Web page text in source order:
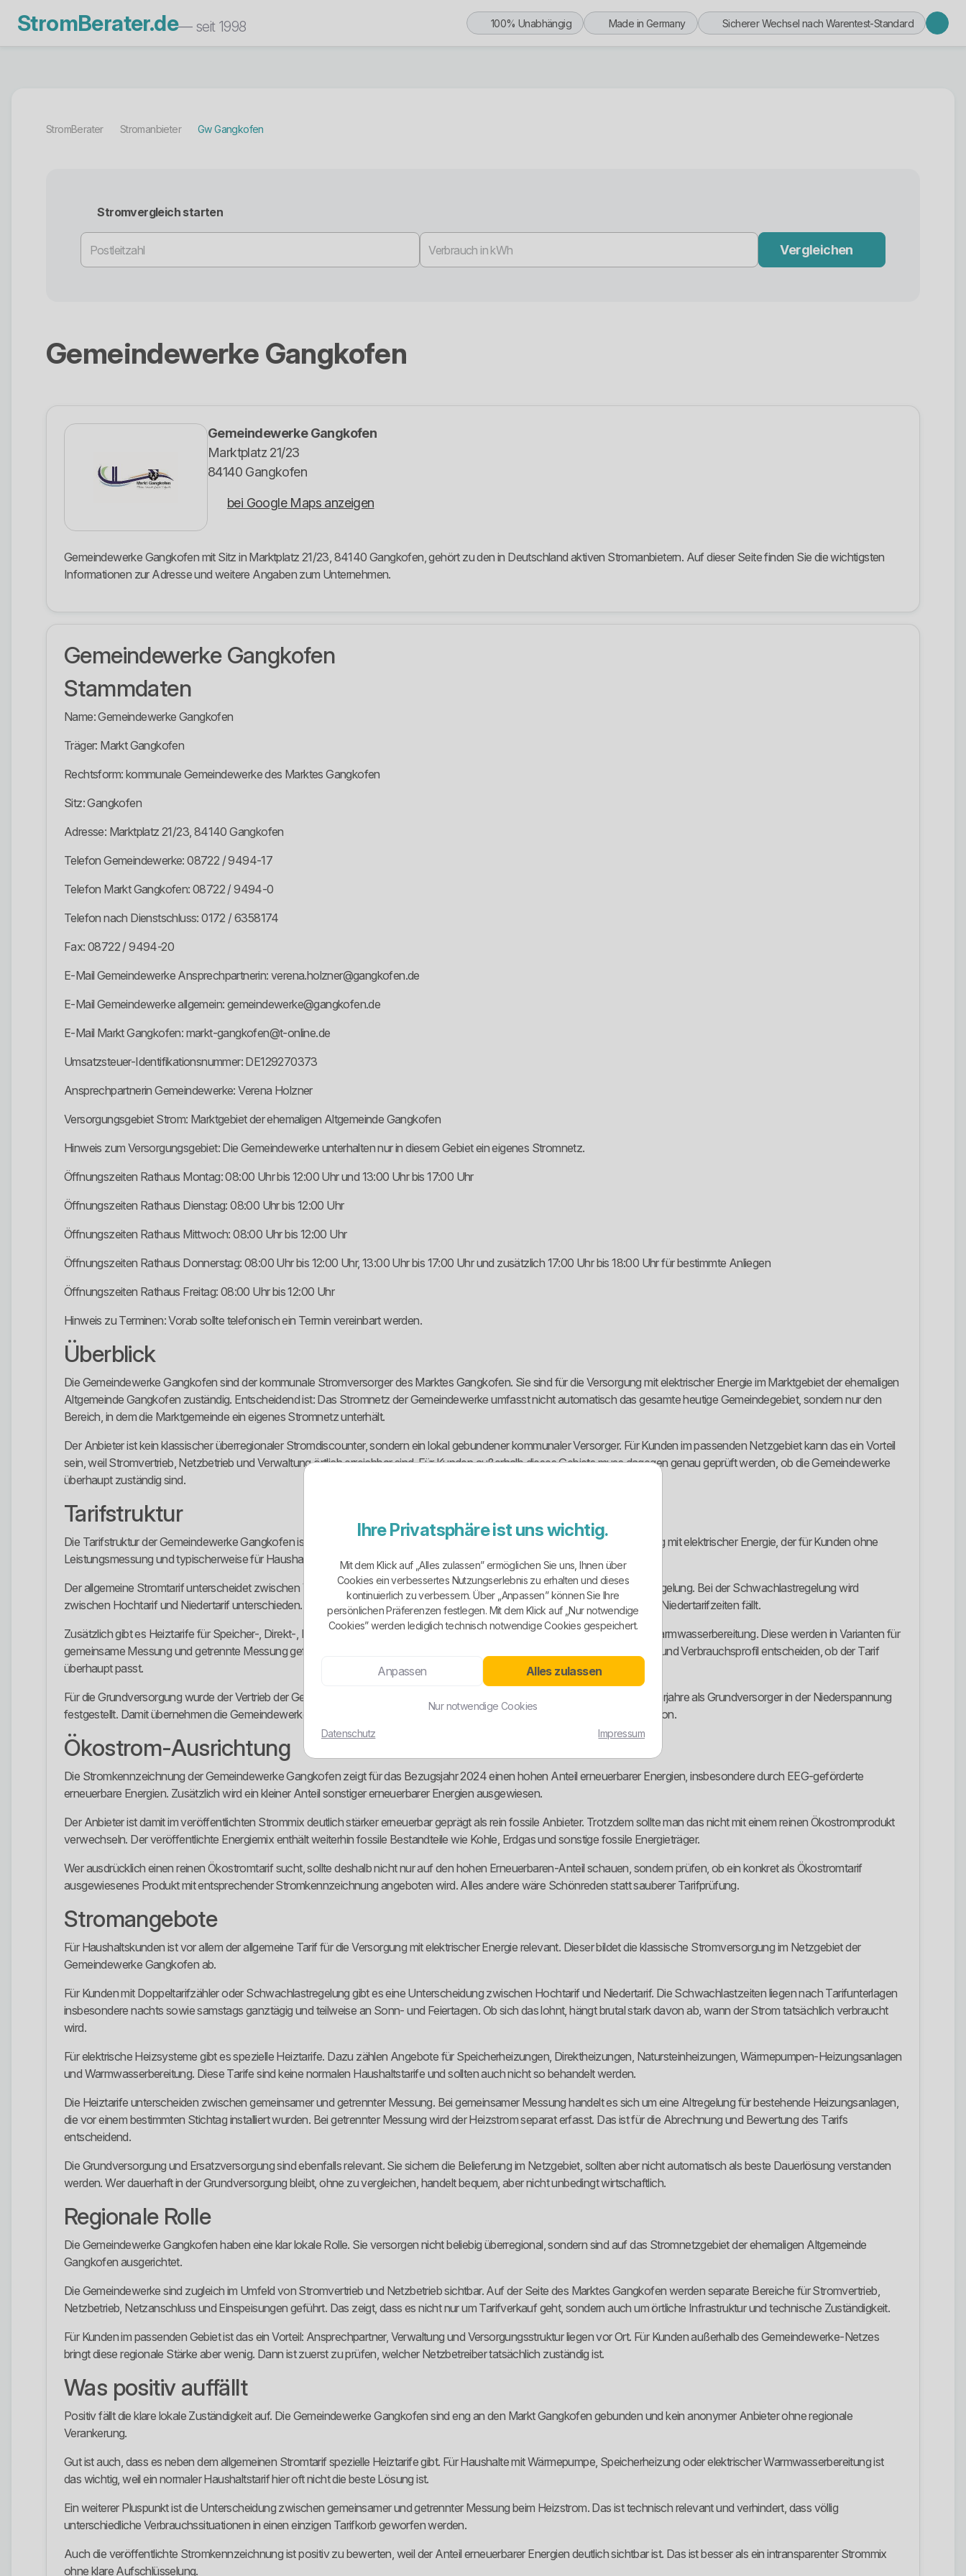
StromBerater.de— seit 1998 100% Unabhängig Made in Germany Sicherer Wechsel nach Warentest-Standard
StromBerater Stromanbieter Gw Gangkofen
Stromvergleich starten
Vergleichen
Gemeindewerke Gangkofen
Gemeindewerke Gangkofen
Marktplatz 21/23
84140 Gangkofen
bei Google Maps anzeigen
Gemeindewerke Gangkofen mit Sitz in Marktplatz 21/23, 84140 Gangkofen, gehört zu den in Deutschland aktiven Stromanbietern. Auf dieser Seite finden Sie die wichtigsten
Informationen zur Adresse und weitere Angaben zum Unternehmen.
Gemeindewerke Gangkofen
Stammdaten
Name: Gemeindewerke Gangkofen
Träger: Markt Gangkofen
Rechtsform: kommunale Gemeindewerke des Marktes Gangkofen
Sitz: Gangkofen
Adresse: Marktplatz 21/23, 84140 Gangkofen
Telefon Gemeindewerke: 08722 / 9494-17
Telefon Markt Gangkofen: 08722 / 9494-0
Telefon nach Dienstschluss: 0172 / 6358174
Fax: 08722 / 9494-20
E-Mail Gemeindewerke Ansprechpartnerin: verena.holzner@gangkofen.de
E-Mail Gemeindewerke allgemein: gemeindewerke@gangkofen.de
E-Mail Markt Gangkofen: markt-gangkofen@t-online.de
Umsatzsteuer-Identifikationsnummer: DE129270373
Ansprechpartnerin Gemeindewerke: Verena Holzner
Versorgungsgebiet Strom: Marktgebiet der ehemaligen Altgemeinde Gangkofen
Hinweis zum Versorgungsgebiet: Die Gemeindewerke unterhalten nur in diesem Gebiet ein eigenes Stromnetz.
Öffnungszeiten Rathaus Montag: 08:00 Uhr bis 12:00 Uhr und 13:00 Uhr bis 17:00 Uhr
Öffnungszeiten Rathaus Dienstag: 08:00 Uhr bis 12:00 Uhr
Öffnungszeiten Rathaus Mittwoch: 08:00 Uhr bis 12:00 Uhr
Öffnungszeiten Rathaus Donnerstag: 08:00 Uhr bis 12:00 Uhr, 13:00 Uhr bis 17:00 Uhr und zusätzlich 17:00 Uhr bis 18:00 Uhr für bestimmte Anliegen
Öffnungszeiten Rathaus Freitag: 08:00 Uhr bis 12:00 Uhr
Hinweis zu Terminen: Vorab sollte telefonisch ein Termin vereinbart werden.
Überblick
Die Gemeindewerke Gangkofen sind der kommunale Stromversorger des Marktes Gangkofen. Sie sind für die Versorgung mit elektrischer Energie im Marktgebiet der ehemaligen
Altgemeinde Gangkofen zuständig. Entscheidend ist: Das Stromnetz der Gemeindewerke umfasst nicht automatisch das gesamte heutige Gemeindegebiet, sondern nur den
Bereich, in dem die Marktgemeinde ein eigenes Stromnetz unterhält.
Der Anbieter ist kein klassischer überregionaler Stromdiscounter, sondern ein lokal gebundener kommunaler Versorger. Für Kunden im passenden Netzgebiet kann das ein Vorteil
sein, weil Stromvertrieb, Netzbetrieb und Verwaltung örtlich erreichbar sind. Für Kunden außerhalb dieses Gebiets muss dagegen genau geprüft werden, ob die Gemeindewerke
überhaupt zuständig sind.
Tarifstruktur
Die Tarifstruktur der Gemeindewerke Gangkofen ist eher klassisch aufgebaut. Es gibt einen allgemeinen Tarif für die Versorgung mit elektrischer Energie, der für Kunden ohne
Leistungsmessung und typischerweise für Haushaltskunden mit niedrigerem bis mittlerem Jahresverbrauch relevant ist.
Der allgemeine Stromtarif unterscheidet zwischen Versorgung ohne Schwachlastregelung und Versorgung mit Schwachlastregelung. Bei der Schwachlastregelung wird
zwischen Hochtarif und Niedertarif unterschieden. Das kann sinnvoll sein, wenn ein relevanter Teil des Stromverbrauchs in die Niedertarifzeiten fällt.
Zusätzlich gibt es Heiztarife für Speicher-, Direkt-, Naturstein- und Wärmepumpen-Heizungsanlagen sowie für Anlagen zur Warmwasserbereitung. Diese werden in Varianten für
gemeinsame Messung und getrennte Messung geführt. Genau hier darf man nicht schlampig werden: Messkonzept, Zählerart und Verbrauchsprofil entscheiden, ob der Tarif
überhaupt passt.
Für die Grundversorgung wurde der Vertrieb der Gemeindewerke Gangkofen ab dem 01.01.2025 für die folgenden drei Kalenderjahre als Grundversorger in der Niederspannung
festgestellt. Damit übernehmen die Gemeindewerke im eigenen Netzgebiet eine zentrale Auffang- und Basisversorgungsfunktion.
Ökostrom-Ausrichtung
Die Stromkennzeichnung der Gemeindewerke Gangkofen zeigt für das Bezugsjahr 2024 einen hohen Anteil erneuerbarer Energien, insbesondere durch EEG-geförderte
erneuerbare Energien. Zusätzlich wird ein kleiner Anteil sonstiger erneuerbarer Energien ausgewiesen.
Der Anbieter ist damit im veröffentlichten Strommix deutlich stärker erneuerbar geprägt als rein fossile Anbieter. Trotzdem sollte man das nicht mit einem reinen Ökostromprodukt
verwechseln. Der veröffentlichte Energiemix enthält weiterhin fossile Bestandteile wie Kohle, Erdgas und sonstige fossile Energieträger.
Wer ausdrücklich einen reinen Ökostromtarif sucht, sollte deshalb nicht nur auf den hohen Erneuerbaren-Anteil schauen, sondern prüfen, ob ein konkret als Ökostromtarif
ausgewiesenes Produkt mit entsprechender Stromkennzeichnung angeboten wird. Alles andere wäre Schönreden statt sauberer Tarifprüfung.
Stromangebote
Für Haushaltskunden ist vor allem der allgemeine Tarif für die Versorgung mit elektrischer Energie relevant. Dieser bildet die klassische Stromversorgung im Netzgebiet der
Gemeindewerke Gangkofen ab.
Für Kunden mit Doppeltarifzähler oder Schwachlastregelung gibt es eine Unterscheidung zwischen Hochtarif und Niedertarif. Die Schwachlastzeiten liegen nach Tarifunterlagen
insbesondere nachts sowie samstags ganztägig und teilweise an Sonn- und Feiertagen. Ob sich das lohnt, hängt brutal stark davon ab, wann der Strom tatsächlich verbraucht
wird.
Für elektrische Heizsysteme gibt es spezielle Heiztarife. Dazu zählen Angebote für Speicherheizungen, Direktheizungen, Natursteinheizungen, Wärmepumpen-Heizungsanlagen
und Warmwasserbereitung. Diese Tarife sind keine normalen Haushaltstarife und sollten auch nicht so behandelt werden.
Die Heiztarife unterscheiden zwischen gemeinsamer und getrennter Messung. Bei gemeinsamer Messung handelt es sich um eine Altregelung für bestehende Heizungsanlagen,
die vor einem bestimmten Stichtag installiert wurden. Bei getrennter Messung wird der Heizstrom separat erfasst. Das ist für die Abrechnung und Bewertung des Tarifs
entscheidend.
Die Grundversorgung und Ersatzversorgung sind ebenfalls relevant. Sie sichern die Belieferung im Netzgebiet, sollten aber nicht automatisch als beste Dauerlösung verstanden
werden. Wer dauerhaft in der Grundversorgung bleibt, ohne zu vergleichen, handelt bequem, aber nicht unbedingt wirtschaftlich.
Regionale Rolle
Die Gemeindewerke Gangkofen haben eine klar lokale Rolle. Sie versorgen nicht beliebig überregional, sondern sind auf das Stromnetzgebiet der ehemaligen Altgemeinde
Gangkofen ausgerichtet.
Die Gemeindewerke sind zugleich im Umfeld von Stromvertrieb und Netzbetrieb sichtbar. Auf der Seite des Marktes Gangkofen werden separate Bereiche für Stromvertrieb,
Netzbetrieb, Netzanschluss und Einspeisungen geführt. Das zeigt, dass es nicht nur um Tarifverkauf geht, sondern auch um örtliche Infrastruktur und technische Zuständigkeit.
Für Kunden im passenden Gebiet ist das ein Vorteil: Ansprechpartner, Verwaltung und Versorgungsstruktur liegen vor Ort. Für Kunden außerhalb des Gemeindewerke-Netzes
bringt diese regionale Stärke aber wenig. Dann ist zuerst zu prüfen, welcher Netzbetreiber tatsächlich zuständig ist.
Was positiv auffällt
Positiv fällt die klare lokale Zuständigkeit auf. Die Gemeindewerke Gangkofen sind eng an den Markt Gangkofen gebunden und kein anonymer Anbieter ohne regionale
Verankerung.
Gut ist auch, dass es neben dem allgemeinen Stromtarif spezielle Heiztarife gibt. Für Haushalte mit Wärmepumpe, Speicherheizung oder elektrischer Warmwasserbereitung ist
das wichtig, weil ein normaler Haushaltstarif hier oft nicht die beste Lösung ist.
Ein weiterer Pluspunkt ist die Unterscheidung zwischen gemeinsamer und getrennter Messung beim Heizstrom. Das ist technisch relevant und verhindert, dass völlig
unterschiedliche Verbrauchssituationen in einen einzigen Tarifkorb geworfen werden.
Auch die veröffentlichte Stromkennzeichnung ist positiv zu bewerten, weil der Anteil erneuerbarer Energien deutlich sichtbar ist. Das ist besser als ein intransparenter Strommix
ohne klare Aufschlüsselung.
Ihre Privatsphäre ist uns wichtig.
Mit dem Klick auf „Alles zulassen” ermöglichen Sie uns, Ihnen über
Cookies ein verbessertes Nutzungserlebnis zu erhalten und dieses
kontinuierlich zu verbessern. Über „Anpassen” können Sie Ihre
persönlichen Präferenzen festlegen. Mit dem Klick auf „Nur notwendige
Cookies” werden lediglich technisch notwendige Cookies gespeichert.
Anpassen Alles zulassen
Nur notwendige Cookies
Datenschutz Impressum